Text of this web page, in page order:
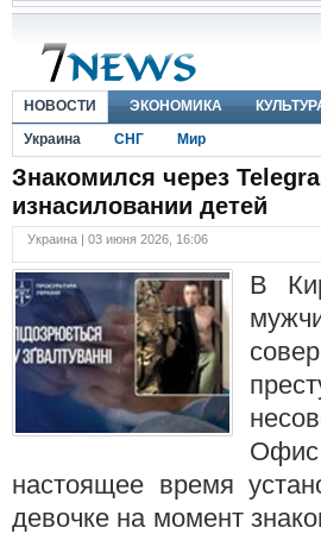
НОВОСТИ ЭКОНОМИКА
Украина
СНГ Мир
Знакомился через
изнасиловании детей
Украина | 03 июня 2026, 16:06
В
Офис
настоящее время
девочке на момент